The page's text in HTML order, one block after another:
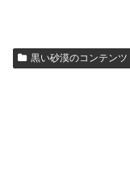
黒い砂漠のコンテンツ